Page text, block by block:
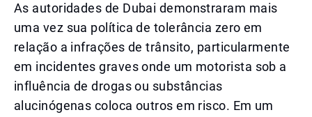
As autoridades de Dubai demonstraram mais
uma vez sua política de tolerância zero em
relação a infrações de trânsito, particularmente
em incidentes graves onde um motorista sob a
influência de drogas ou substâncias
alucinógenas coloca outros em risco. Em um